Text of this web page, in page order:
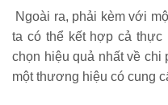
Ngoài ra, phải kèm với
ta có thể kết hợp cả
chọn hiệu quả nhất về chi
một thương hiệu có cung